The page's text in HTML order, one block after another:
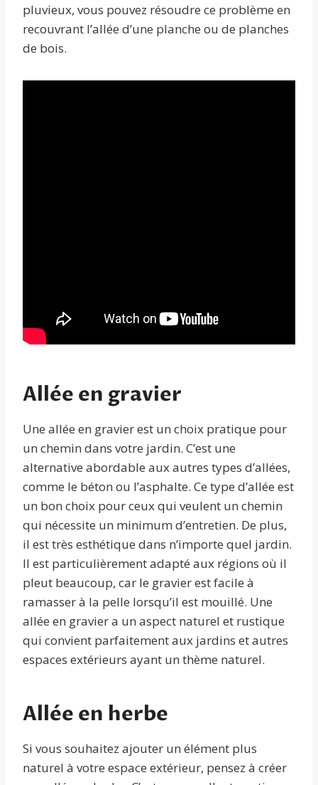
pluvieux, vous pouvez résoudre ce problème en
recouvrant l’allée d’une planche ou de planches
de bois.
Allée en gravier
Une allée en gravier est un choix pratique pour
un chemin dans votre jardin. C’est une
alternative abordable aux autres types d’allées,
comme le béton ou l’asphalte. Ce type d’allée est
un bon choix pour ceux qui veulent un chemin
qui nécessite un minimum d’entretien. De plus,
il est très esthétique dans n’importe quel jardin.
Il est particulièrement adapté aux régions où il
pleut beaucoup, car le gravier est facile à
ramasser à la pelle lorsqu’il est mouillé. Une
allée en gravier a un aspect naturel et rustique
qui convient parfaitement aux jardins et autres
espaces extérieurs ayant un thème naturel.
Allée en herbe
Si vous souhaitez ajouter un élément plus
naturel à votre espace extérieur, pensez à créer